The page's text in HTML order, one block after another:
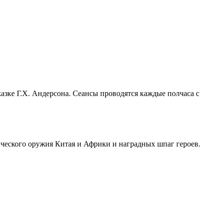
Г.Х. Андерсона. Сеансы проводятся каждые полчаса с
оружия Китая и Африки и наградных шпаг героев.